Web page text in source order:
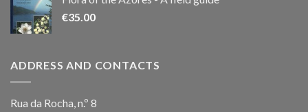
€35.00
ADDRESS AND CONTACTS
Rua da Rocha, n.º 8